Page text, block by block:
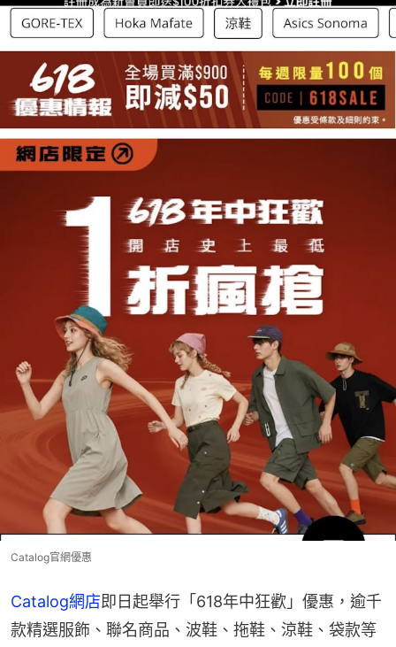
Catalog官網優惠
Catalog網店即日起舉行「618年中狂歡」優惠，逾千
款精選服飾、聯名商品、波鞋、拖鞋、涼鞋、袋款等